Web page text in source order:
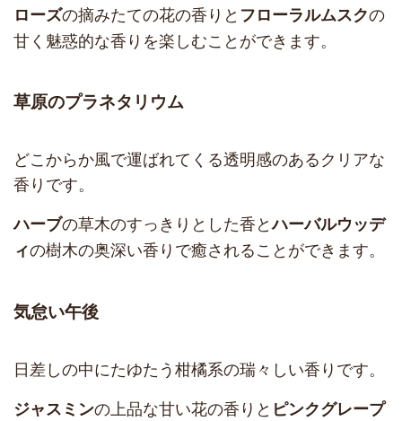
ローズの摘みたての花の香りと フローラルムスクの
甘く魅惑的な香りを楽しむことができます。
草原のプラネタリウム
どこからか風で運ばれてくる透明感のあるクリアな
香りです。
ハーブの草木のすっきりとした香とハーバルウッデ
ィの樹木の奥深い香りで癒されることができます。
気怠い午後
日差しの中にたゆたう柑橘系の瑞々しい香りです。
ジャスミンの上品な甘い花の香りと ピンクグレープ